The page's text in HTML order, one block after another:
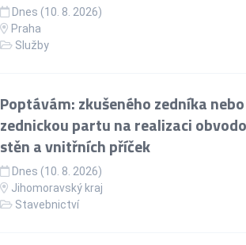
Dnes (10. 8. 2026)
Praha
Služby
Poptávám: zkušeného zedníka nebo
zednickou partu na realizaci
stěn a vnitřních příček
Dnes (10. 8. 2026)
Jihomoravský kraj
Stavebnictví